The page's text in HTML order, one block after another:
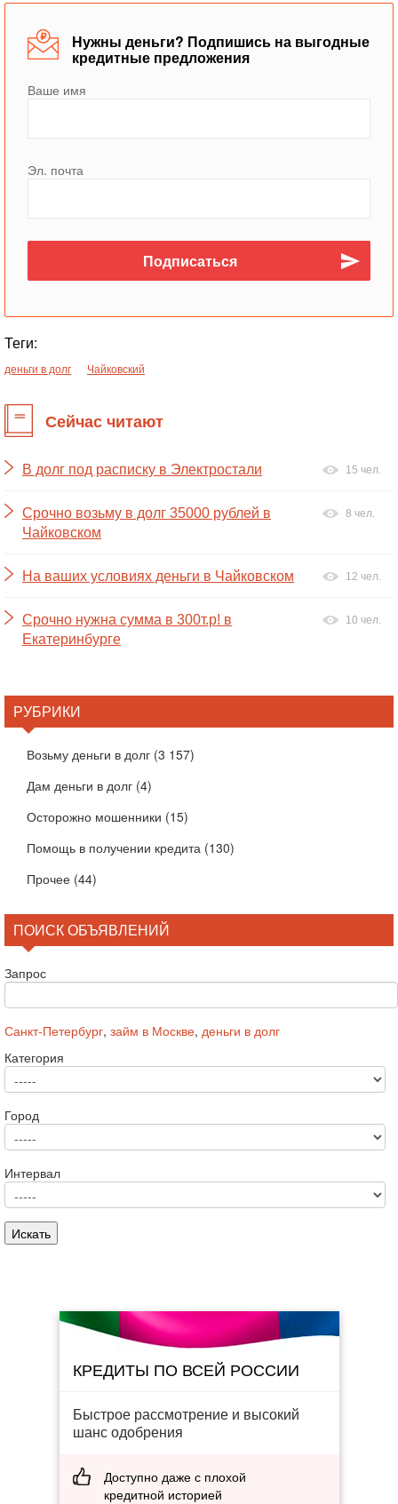
Нужны деньги? Подпишись на выгодные
кредитные предложения
Ваше имя
Эл. почта
Теги:
деньги в долг Чайковский
Сейчас читают
В долг под расписку в Электростали 15 чел.
Срочно возьму в долг 35000 рублей в
Чайковском
8 чел.
На ваших условиях деньги в Чайковском 12 чел.
Срочно нужна сумма в 300т.р! в
Екатеринбурге
10 чел.
РУБРИКИ
Возьму деньги в долг (3 157)
Дам деньги в долг (4)
Осторожно мошенники (15)
Помощь в получении кредита (130)
Прочее (44)
ПОИСК ОБЪЯВЛЕНИЙ
Запрос
Санкт-Петербург, займ в Москве, деньги в долг
Категория
Город
Интервал
КРЕДИТЫ ПО ВСЕЙ РОССИИ
Быстрое рассмотрение и высокий
шанс одобрения
Доступно даже с плохой
кредитной историей